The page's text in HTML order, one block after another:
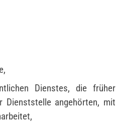
Dienstes, die früher
Dienststelle angehörten, mit